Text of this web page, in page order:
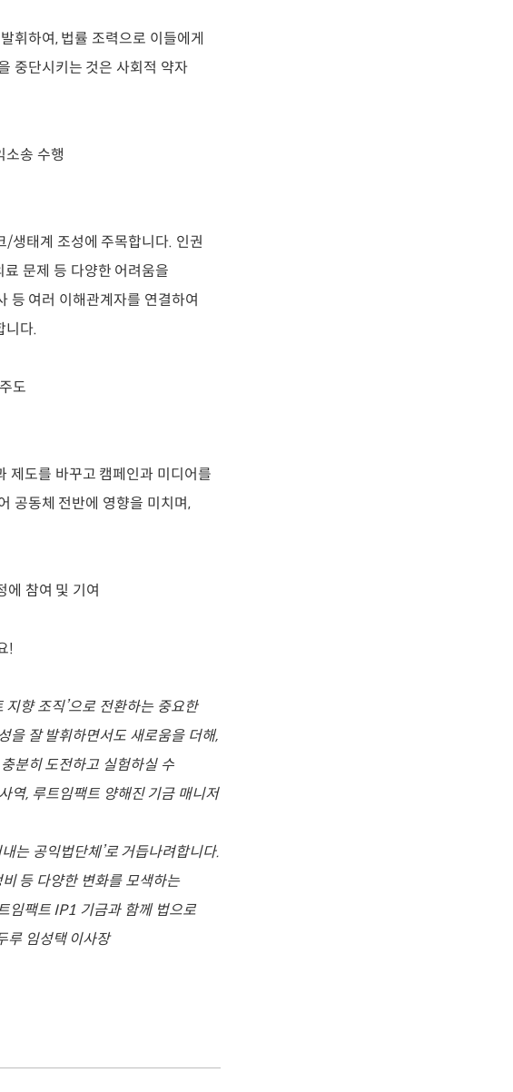
휘하여, 법률 조력으로 이들에게
중단시키는 것은 사회적 약자
송 수행
생태계 조성에 주목합니다. 인권
문제 등 다양한 어려움을
등 여러 이해관계자를 연결하여
니다.
도
제도를 바꾸고 캠페인과 미디어를
공동체 전반에 영향을 미치며,
참여 및 기여
!
향 조직’으로 전환하는 중요한
을 잘 발휘하면서도 새로움을 더해,
분히 도전하고 실험하실 수
역, 루트임팩트 양해진 기금 매니저
는 공익법단체’로 거듭나려합니다.
등 다양한 변화를 모색하는
임팩트 IP1 기금과 함께 법으로
루 임성택 이사장